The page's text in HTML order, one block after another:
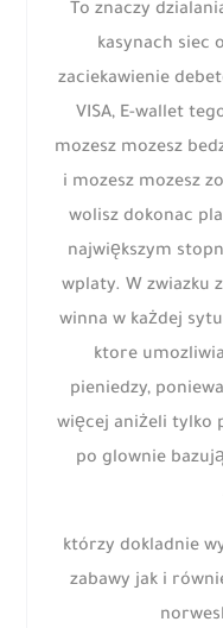
To znaczy
kasynach siec
zaciekawienie
VISA, E-wallet
mozesz mozesz
i mozesz mozesz
wolisz dokonac
największym
wplaty. W zwiazku
winna w każdej
ktore
pieniedzy,
więcej aniżeli tylko
po glownie
, którzy dokladnie
zabawy jak i